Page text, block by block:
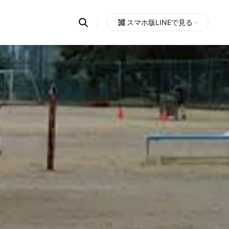
Search
OpenChats
messages
search
area
スマホ版LINEで見る